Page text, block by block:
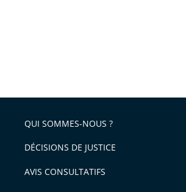
QUI SOMMES-NOUS ?
DÉCISIONS DE JUSTICE
AVIS CONSULTATIFS